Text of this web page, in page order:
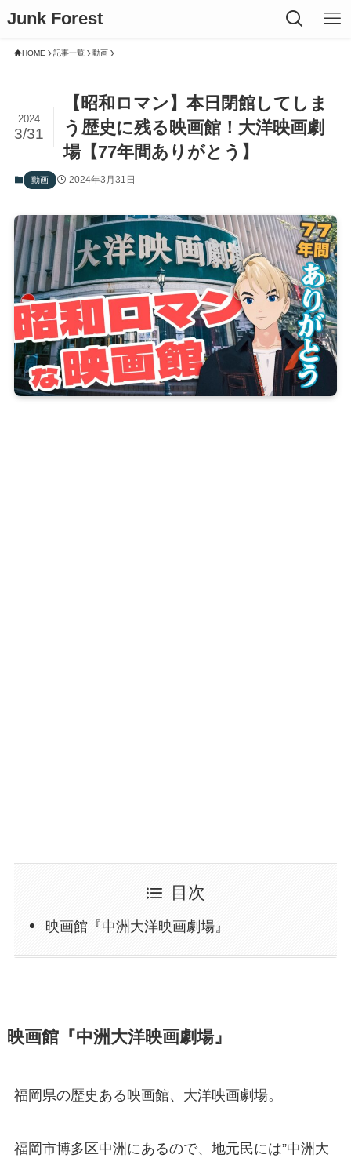
Junk Forest
HOME 記事一覧 動画
【昭和ロマン】本日閉館してしま
う歴史に残る映画館！大洋映画劇
場【77年間ありがとう】
2024
3/31
動画 2024年3月31日
目次
映画館『中洲大洋映画劇場』
映画館『中洲大洋映画劇場』
福岡県の歴史ある映画館、大洋映画劇場。
福岡市博多区中洲にあるので、地元民には”中洲大